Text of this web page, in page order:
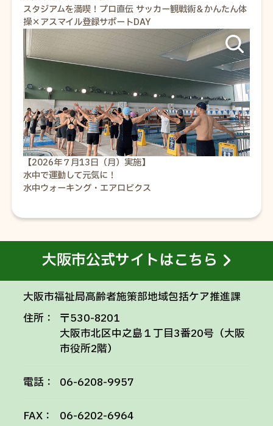
スタジアムを満喫！プロ直伝 サッカー観戦術＆かんたん体
操×アスマイル登録サポートDAY
【2026年７月13日（月）実施】
水中で運動して元気に！
水中ウォーキング・エアロビクス
大阪市公式サイトはこちら
大阪市福祉局高齢者施策部地域包括ケア推進課
住所：
〒530-8201
大阪市北区中之島１丁目3番20号（大阪
市役所2階）
電話： 06-6208-9957
FAX： 06-6202-6964